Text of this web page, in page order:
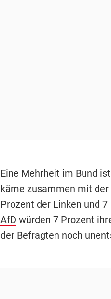
Eine Mehrheit im Bund
käme zusammen mit der
Prozent der Linken und
AfD würden 7 Prozent
der Befragten noch